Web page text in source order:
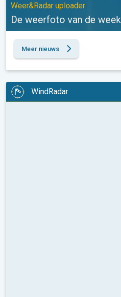
Weer&Radar uploader
De weerfoto van de week
Meer nieuws
WindRadar